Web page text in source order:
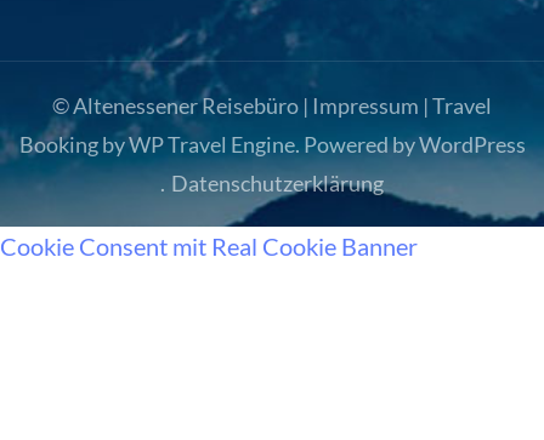
© Altenessener Reisebüro | Impressum |Travel
Booking byWP Travel Engine. Powered byWordPress
. Datenschutzerklärung
Cookie Consent mit Real Cookie Banner